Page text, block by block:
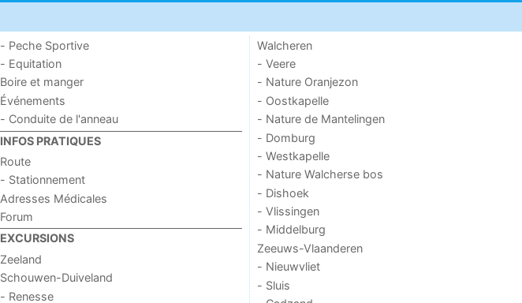
- Peche Sportive
- Equitation
Boire et manger
Événements
- Conduite de l'anneau
INFOS PRATIQUES
Route
- Stationnement
Adresses Médicales
Forum
EXCURSIONS
Zeeland
Schouwen-Duiveland
- Renesse
Walcheren
- Veere
- Nature Oranjezon
- Oostkapelle
- Nature de Mantelingen
- Domburg
- Westkapelle
- Nature Walcherse bos
- Dishoek
- Vlissingen
- Middelburg
Zeeuws-Vlaanderen
- Nieuwvliet
- Sluis